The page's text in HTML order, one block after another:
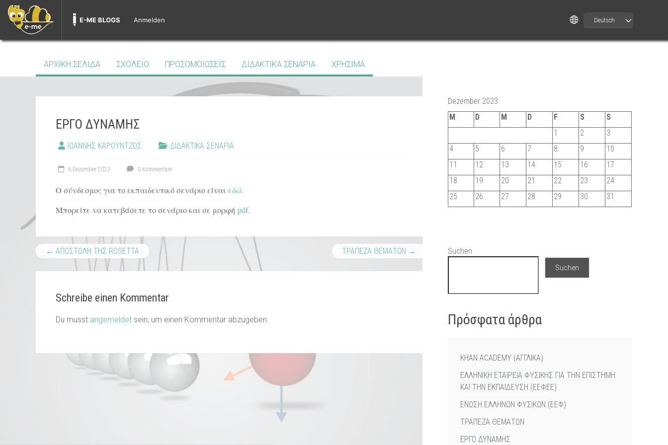
Deutsch
E-ME BLOGS Anmelden
Zum
ΦΥΣΙΚΉ
Α'
ΛΥΚΕΊΟΥ
ΑΡΧΙΚΗ ΣΕΛΙΔΑ ΣΧΟΛΕΙΟ ΠΡΟΣΟΜΟΙΩΣΕΙΣ ΔΙΔΑΚΤΙΚΑ ΣΕΝΑΡΙΑ ΧΡΗΣΙΜΑ
ΕΡΓΟ ΔΥΝΑΜΗΣ
ΙΩΑΝΝΗΣ ΚΑΡΟΥΝΤΖΟΣ ΔΙΔΑΚΤΙΚΑ ΣΕΝΑΡΙΑ
6 Dezember 2023 0 Kommentare
Ο σύνδεσμος για το εκπαιδευτικό σενάριο είναι εδώ.
Μπορείτε να κατεβάσετε το σενάριο και σε μορφή pdf.
← ΑΠΟΣΤΟΛΗ ΤΗΣ ROSETTA ΤΡΑΠΕΖΑ ΘΕΜΑΤΩΝ →
Schreibe einen Kommentar
Du musst angemeldet sein, um einen Kommentar abzugeben.
Dezember 2023
M
D M D F S
S
1
2
3
4
5 6 7 8 9
10
11
12 13 14 15 16
17
18
19 20 21 22 23
24
25
26 27 28 29 30 31
Suchen
Suchen
Πρόσφατα άρθρα
KHAN ACADEMY (ΑΓΓΛΙΚΑ)
ΕΛΛΗΝΙΚΗ ΕΤΑΙΡΕΙΑ ΦΥΣΙΚΗΣ ΓΙΑ ΤΗΝ ΕΠΙΣΤΗΜΗ
ΚΑΙ ΤΗΝ ΕΚΠΑΙΔΕΥΣΗ (ΕΕΦΕΕ)
ΕΝΩΣΗ ΕΛΛΗΝΩΝ ΦΥΣΙΚΩΝ (ΕΕΦ)
ΤΡΑΠΕΖΑ ΘΕΜΑΤΩΝ
ΕΡΓΟ ΔΥΝΑΜΗΣ